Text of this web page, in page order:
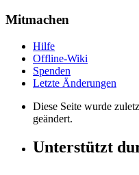
Mitmachen
Hilfe
Offline-Wiki
Spenden
Letzte Änderungen
Diese Seite wurde
geändert.
Unterstützt